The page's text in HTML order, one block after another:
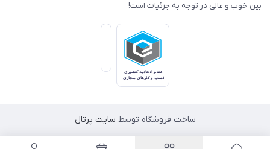
بین خوب و عالی در توجه به جزئیات است!
ساخت فروشگاه توسط سایت پرتال